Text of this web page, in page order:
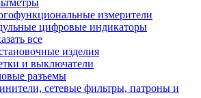
измерители
цифровые индикаторы
все
изделия
и выключатели
разъемы
сетевые фильтры, патроны и